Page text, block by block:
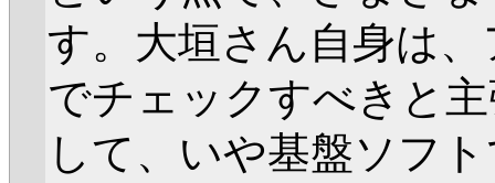
す。大垣さん自身は
でチェックすべきと
して、いや基盤ソフ